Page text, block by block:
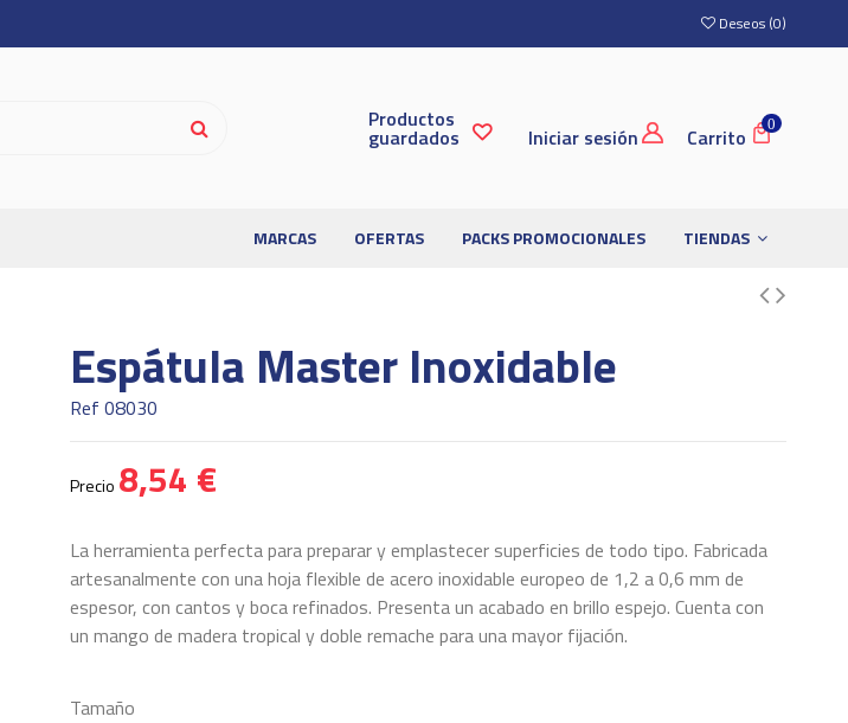
Deseos (0)
Productos
guardados Iniciar sesión 0
Carrito
MARCAS OFERTAS PACKS PROMOCIONALES TIENDAS
Espátula Master Inoxidable
Ref 08030
Precio 8,54 €
La herramienta perfecta para preparar y emplastecer superficies de todo tipo. Fabricada
artesanalmente con una hoja flexible de acero inoxidable europeo de 1,2 a 0,6 mm de
espesor, con cantos y boca refinados. Presenta un acabado en brillo espejo. Cuenta con
un mango de madera tropical y doble remache para una mayor fijación.
Tamaño